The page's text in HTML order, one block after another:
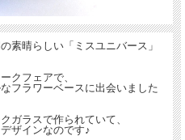
素晴らしい「ミスユニバース」
クフェアで、
フラワーベースに出会いました
ガラスで作られていて、
ザインなのです♪